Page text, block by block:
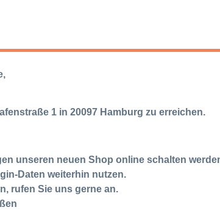
1 in 20097 Hamburg zu erreichen.
unseren neuen Shop online schalten
Daten weiterhin nutzen.
rufen Sie uns gerne an.